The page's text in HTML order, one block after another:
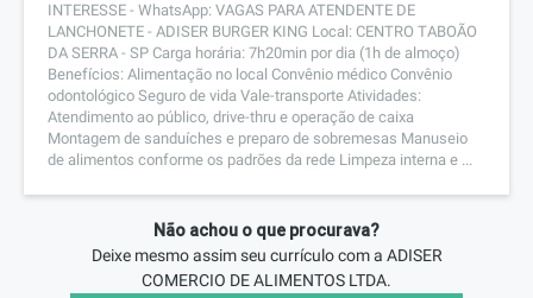
INTERESSE - WhatsApp: VAGAS PARA ATENDENTE DE
LANCHONETE - ADISER BURGER KING Local: CENTRO TABOÃO
DA SERRA - SP Carga horária: 7h20min por dia (1h de almoço)
Benefícios: Alimentação no local Convênio médico Convênio
odontológico Seguro de vida Vale-transporte Atividades:
Atendimento ao público, drive-thru e operação de caixa
Montagem de sanduíches e preparo de sobremesas Manuseio
de alimentos conforme os padrões da rede Limpeza interna e ...
Não achou o que procurava?
Deixe mesmo assim seu currículo com a ADISER
COMERCIO DE ALIMENTOS LTDA.